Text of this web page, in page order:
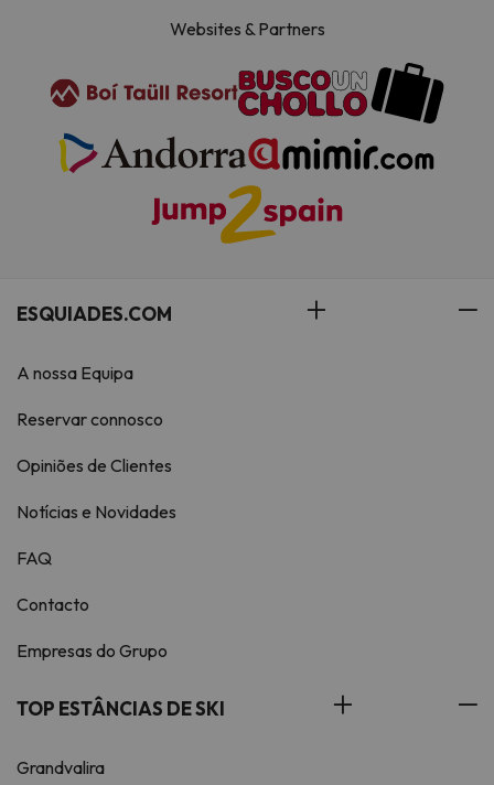
Websites & Partners
ESQUIADES.COM
A nossa Equipa
Reservar connosco
Opiniões de Clientes
Notícias e Novidades
FAQ
Contacto
Empresas do Grupo
TOP ESTÂNCIAS DE SKI
Grandvalira